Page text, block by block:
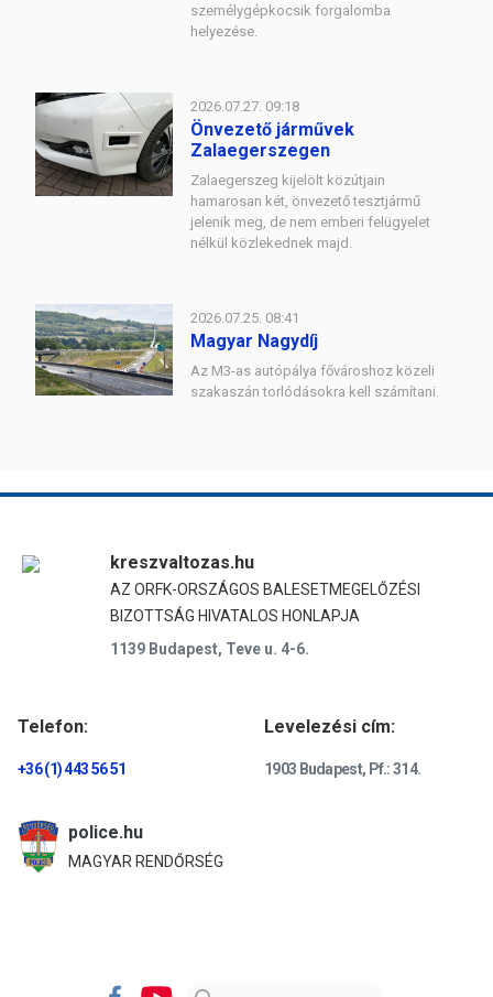
személygépkocsik forgalomba
helyezése.
2026.07.27. 09:18
Önvezető járművek
Zalaegerszegen
Zalaegerszeg kijelölt közútjain
hamarosan két, önvezető tesztjármű
jelenik meg, de nem emberi felügyelet
nélkül közlekednek majd.
2026.07.25. 08:41
Magyar Nagydíj
Az M3-as autópálya fővároshoz közeli
szakaszán torlódásokra kell számítani.
kreszvaltozas.hu
AZ ORFK-ORSZÁGOS BALESETMEGELŐZÉSI
BIZOTTSÁG HIVATALOS HONLAPJA
1139 Budapest, Teve u. 4-6.
Telefon:
+36 (1) 443 56 51
Levelezési cím:
1903 Budapest, Pf.: 314.
police.hu
MAGYAR RENDŐRSÉG